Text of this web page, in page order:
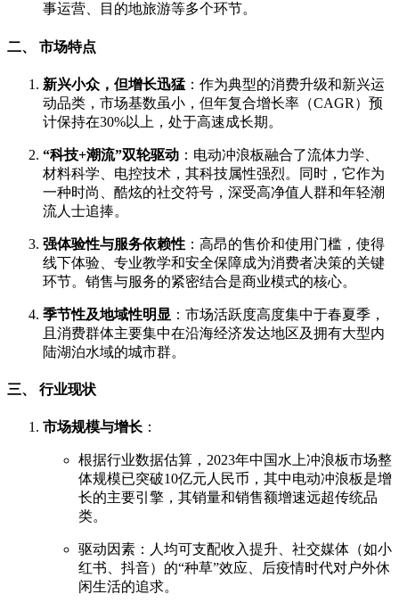
事运营、目的地旅游等多个环节。
二、 市场特点
新兴小众，但增长迅猛 ：作为典型的消费升级和新兴运
动品类，市场基数虽小，但年复合增长率（CAGR）预
计保持在30%以上，处于高速成长期。
“科技+潮流”双轮驱动 ：电动冲浪板融合了流体力学、
材料科学、电控技术，其科技属性强烈。同时，它作为
一种时尚、酷炫的社交符号，深受高净值人群和年轻潮
流人士追捧。
强体验性与服务依赖性 ：高昂的售价和使用门槛，使得
线下体验、专业教学和安全保障成为消费者决策的关键
环节。销售与服务的紧密结合是商业模式的核心。
季节性及地域性明显 ：市场活跃度高度集中于春夏季，
且消费群体主要集中在沿海经济发达地区及拥有大型内
陆湖泊水域的城市群。
三、 行业现状
市场规模与增长 ：
根据行业数据估算，2023年中国水上冲浪板市场整
体规模已突破10亿元人民币，其中电动冲浪板是增
长的主要引擎，其销量和销售额增速远超传统品
类。
驱动因素：人均可支配收入提升、社交媒体（如小
红书、抖音）的“种草”效应、后疫情时代对户外休
闲生活的追求。